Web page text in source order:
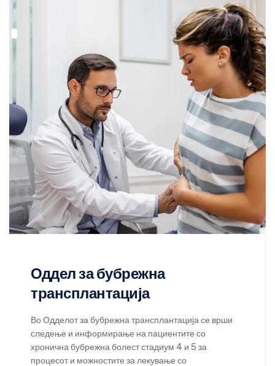
Оддел за бубрежна
трансплантација
Во Одделот за бубрежна трансплантација се врши
следење и информирање на пациентите со
хронична бубрежна болест стадиум 4 и 5 за
процесот и можностите за лекување со